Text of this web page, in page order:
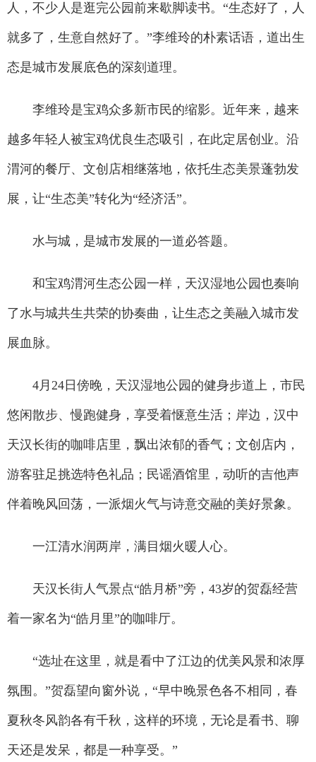
人，不少人是逛完公园前来歇脚读书。“生态好了，人
就多了，生意自然好了。”李维玲的朴素话语，道出生
态是城市发展底色的深刻道理。
李维玲是宝鸡众多新市民的缩影。近年来，越来
越多年轻人被宝鸡优良生态吸引，在此定居创业。沿
渭河的餐厅、文创店相继落地，依托生态美景蓬勃发
展，让“生态美”转化为“经济活”。
水与城，是城市发展的一道必答题。
和宝鸡渭河生态公园一样，天汉湿地公园也奏响
了水与城共生共荣的协奏曲，让生态之美融入城市发
展血脉。
4月24日傍晚，天汉湿地公园的健身步道上，市民
悠闲散步、慢跑健身，享受着惬意生活；岸边，汉中
天汉长街的咖啡店里，飘出浓郁的香气；文创店内，
游客驻足挑选特色礼品；民谣酒馆里，动听的吉他声
伴着晚风回荡，一派烟火气与诗意交融的美好景象。
一江清水润两岸，满目烟火暖人心。
天汉长街人气景点“皓月桥”旁，43岁的贺磊经营
着一家名为“皓月里”的咖啡厅。
“选址在这里，就是看中了江边的优美风景和浓厚
氛围。”贺磊望向窗外说，“早中晚景色各不相同，春
夏秋冬风韵各有千秋，这样的环境，无论是看书、聊
天还是发呆，都是一种享受。”